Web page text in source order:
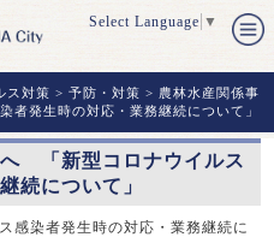
Select Language ▼
ス対策 >予防・対策 > 農林水産関係事
発生時の対応・業務継続について」
「新型コロナウイルス
続について」
感染者発生時の対応・業務継続に